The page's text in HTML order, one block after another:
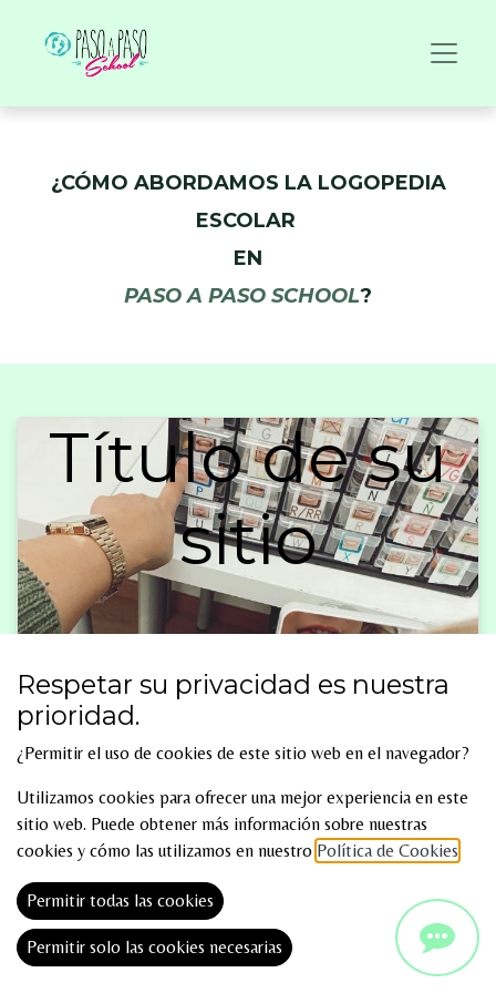
¿CÓMO ABORDAMOS LA LOGOPEDIA
ESCOLAR
EN
PASO A PASO SCHOOL?
En primer lugar, con un servicio dedicado a ladetección,
prevención, diagnóstico y tratamientode los trastornos del
habla (apraxia del habla, rotacismo, ceceo, disartria, trastornos de
fluidez, tartamudeo, entre otras),
trastornos del lenguaje oral y escrito
(como la
comprensión lectora, expresión fonológica, semántica, habilidades
sociales, retrasos madurativos en las diferentes áreas...).
Título de su
sitio
Respetar su privacidad es nuestra
prioridad.
¿Permitir el uso de cookies de este sitio web en el navegador?
Utilizamos cookies para ofrecer una mejor experiencia en este
sitio web. Puede obtener más información sobre nuestras
cookies y cómo las utilizamos en nuestro Política de Cookies
Permitir todas las cookies
Permitir solo las cookies necesarias